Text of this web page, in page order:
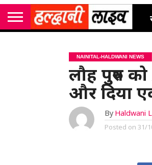
NAINITAL-HALDWANI NEWS
लौह पुरुष
और दिया
By Haldwani
Posted on 31/